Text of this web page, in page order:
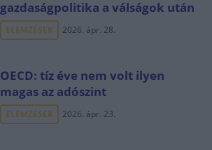
gazdaságpolitika a válságok után
ELEMZÉSEK 2026. ápr. 28.
OECD: tíz éve nem volt ilyen
magas az adószint
ELEMZÉSEK 2026. ápr. 23.